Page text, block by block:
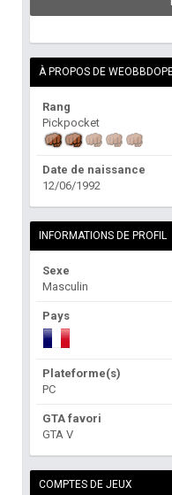
À PROPOS DE
Rang
Pickpocket
Date de naissance
12/06/1992
INFORMATIONS DE PROFIL
Sexe
Masculin
Pays
Plateforme(s)
PC
GTA favori
GTA V
COMPTES DE JEUX